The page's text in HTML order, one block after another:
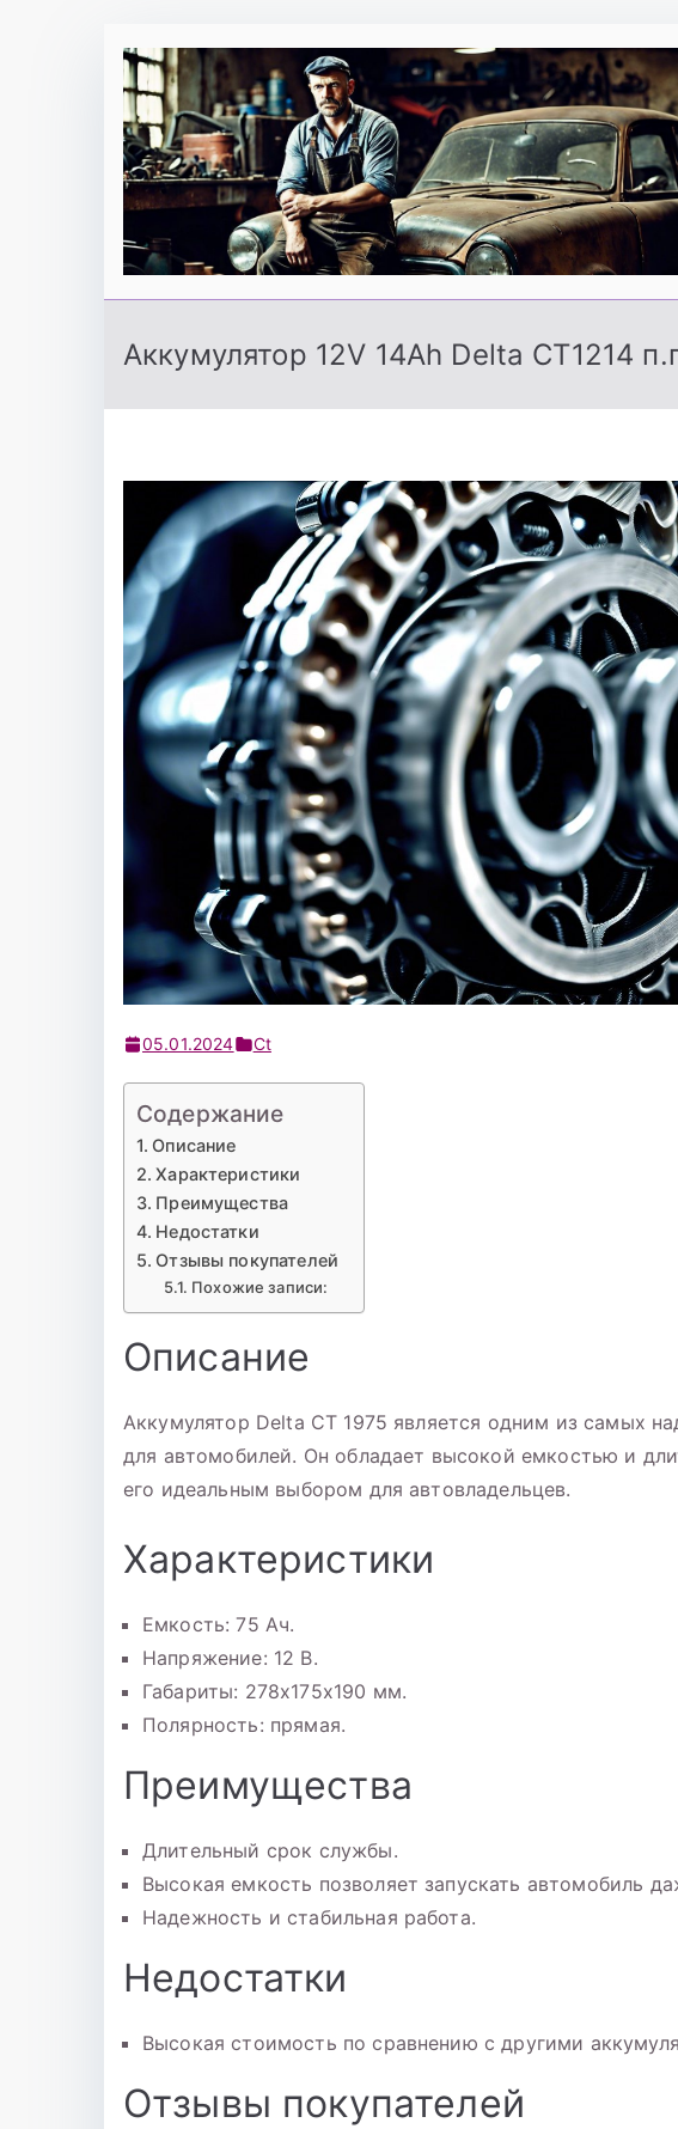
содержимому
Аккумулятор 12V 14Ah Delta CT1214
05.01.2024 Ct
Содержание
Описание
Характеристики
Преимущества
Недостатки
Отзывы покупателей
Похожие записи:
Описание
Аккумулятор Delta CT 1975 является одним из самых
для автомобилей. Он обладает высокой емкостью и
его идеальным выбором для автовладельцев.
Характеристики
Емкость: 75 Ач.
Напряжение: 12 В.
Габариты: 278x175x190 мм.
Полярность: прямая.
Преимущества
Длительный срок службы.
Высокая емкость позволяет запускать автомобиль
Надежность и стабильная работа.
Недостатки
Высокая стоимость по сравнению с другими
Отзывы покупателей